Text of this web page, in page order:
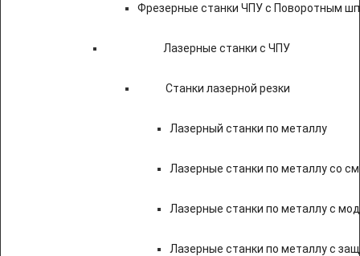
Фрезерные станки ЧПУ с Поворотным
Лазерные станки с ЧПУ
Станки лазерной резки
Лазерный станки по металлу
Лазерные станки по металлу со
Лазерные станки по металлу с
Лазерные станки по металлу с